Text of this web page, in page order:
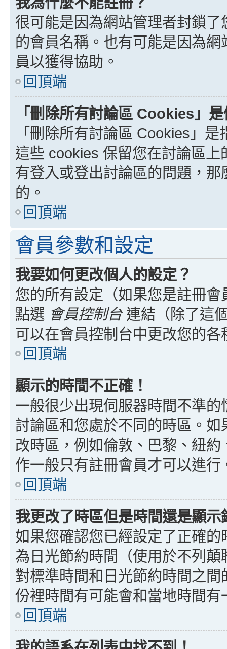
很可能是因為網站管理者封鎖
的會員名稱。也有可能是因為
員以獲得協助。
回頂端
「刪除所有討論區 Cookies」
「刪除所有討論區 Cookies」
這些 cookies 保留您在討論區
有登入或登出討論區的問題，
的。
回頂端
會員參數和設定
我要如何更改個人的設定？
您的所有設定（如果您是註冊
點選 會員控制台連結（除了這
可以在會員控制台中更改您的各
回頂端
顯示的時間不正確！
一般很少出現伺服器時間不準
討論區和您處於不同的時區。
改時區，例如倫敦、巴黎、紐
作一般只有註冊會員才可以進
回頂端
我更改了時區但是時間還是顯示
如果您確認您已經設定了正確
為日光節約時間（使用於不列
對標準時間和日光節約時間之
份裡時間有可能會和當地時間
回頂端